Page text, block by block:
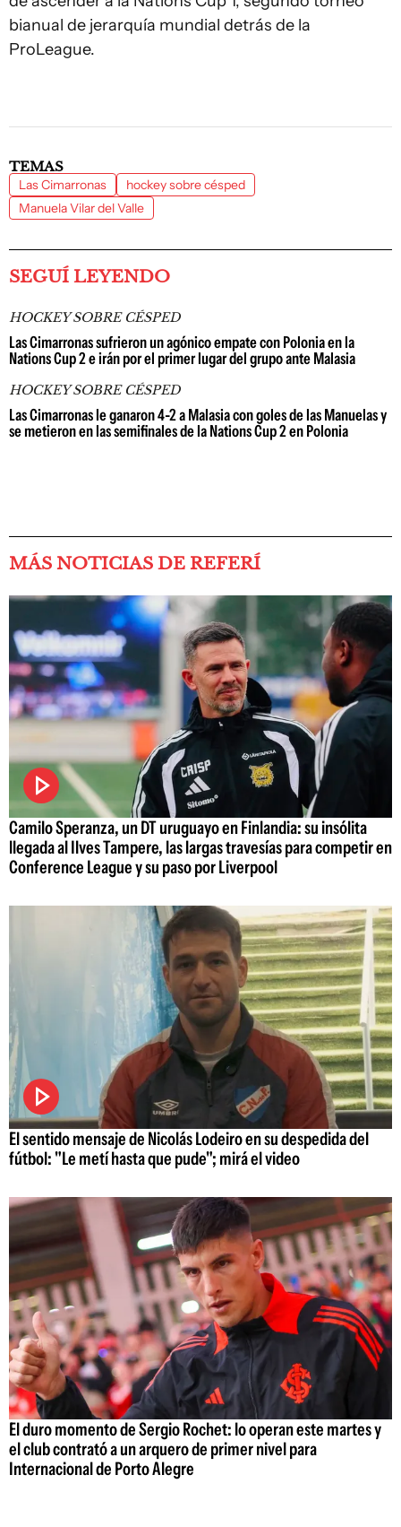
bianual de jerarquía mundial detrás de la
ProLeague.
TEMAS
Las Cimarronas
hockey sobre césped
Manuela Vilar del Valle
SEGUÍ LEYENDO
HOCKEY SOBRE CÉSPED
Las Cimarronas sufrieron un agónico empate con Polonia en la
Nations Cup 2 e irán por el primer lugar del grupo ante Malasia
HOCKEY SOBRE CÉSPED
Las Cimarronas le ganaron 4-2 a Malasia con goles de las Manuelas y
se metieron en las semifinales de la Nations Cup 2 en Polonia
MÁS NOTICIAS DE REFERÍ
Camilo Speranza, un DT uruguayo en Finlandia: su insólita
llegada al Ilves Tampere, las largas travesías para competir en
Conference League y su paso por Liverpool
El sentido mensaje de Nicolás Lodeiro en su despedida del
fútbol: "Le metí hasta que pude"; mirá el video
El duro momento de Sergio Rochet: lo operan este martes y
el club contrató a un arquero de primer nivel para
Internacional de Porto Alegre